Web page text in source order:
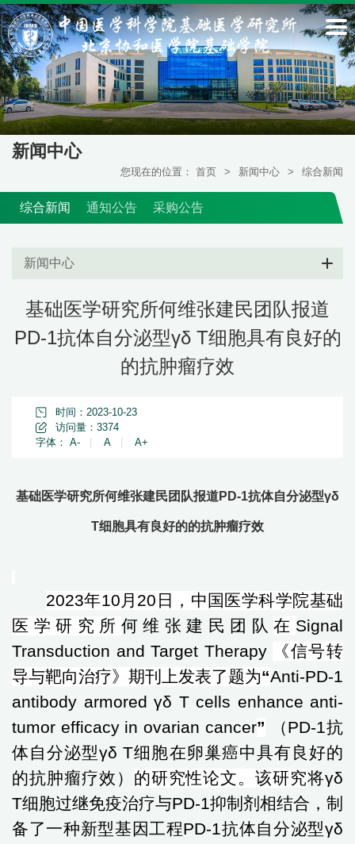
新闻中心
您现在的位置： 首页 > 新闻中心 > 综合新闻
综合新闻 通知公告 采购公告
新闻中心
基础医学研究所何维张建民团队报道
PD-1抗体自分泌型γδ T细胞具有良好的
的抗肿瘤疗效
时间：2023-10-23
访问量： 3374
字体： A- A A+
基础医学研究所何维张建民团队报道PD-1抗体自分泌型γδ
T细胞具有良好的的抗肿瘤疗效
2023年10月 20 日，中国医学科学院基础
医学研究所 何维张建民团队在 Signal
Transduction and Target Therapy
《信号转
导与靶向治疗》期刊上发表了题为“Anti-PD-1
antibody armored γδ T cells enhance anti-
tumor efficacy in ovarian cancer” （PD-1抗
体自分泌型γδ T细胞在卵巢癌中具有良好的
的抗肿瘤疗效） 的研究性论文。该研究将γδ
T细胞过继免疫治疗与PD-1抑制剂相结合，制
备了一种新型基因工程PD-1抗体自分泌型γδ